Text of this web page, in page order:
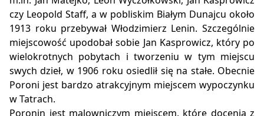
czy Leopold Staff, a w pobliskim Białym Dunajcu około
1913 roku przebywał Włodzimierz Lenin. Szczególnie
miejscowość upodobał sobie Jan Kasprowicz, który po
wielokrotnych pobytach i tworzeniu w tym miejscu
swych dzieł, w 1906 roku osiedlił się na stałe. Obecnie
Poroni jest bardzo atrakcyjnym miejscem wypoczynku
w Tatrach.
Poronin jest malowniczym miejscem, które docenią z